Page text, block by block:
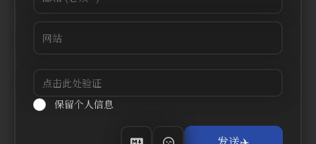
保留个人信息